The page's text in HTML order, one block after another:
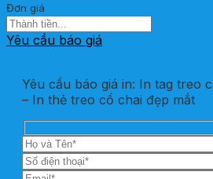
Đơn giá
Yêu cầu báo giá
Yêu cầu báo giá in: In tag treo
– In thẻ treo cổ chai đẹp mắt